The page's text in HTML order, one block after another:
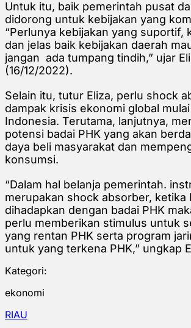
Untuk itu, baik pemerintah pusat
didorong untuk kebijakan yang
“Perlunya kebijakan yang suportif,
dan jelas baik kebijakan daerah
jangan ada tumpang tindih,” ujar
(16/12/2022).
Selain itu, tutur Eliza, perlu shock
dampak krisis ekonomi global
Indonesia. Terutama, lanjutnya,
potensi badai PHK yang akan
daya beli masyarakat dan
konsumsi.
“Dalam hal belanja pemerintah.
merupakan shock absorber, ketika
dihadapkan dengan badai PHK
perlu memberikan stimulus untuk
yang rentan PHK serta program
untuk yang terkena PHK,” ungkap
Kategori:
ekonomi
RIAU